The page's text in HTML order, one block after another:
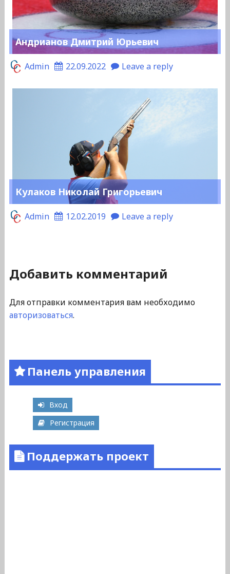
Андрианов Дмитрий Юрьевич
Admin 22.09.2022 Leave a reply
Кулаков Николай Григорьевич
Admin 12.02.2019 Leave a reply
Добавить комментарий
Для отправки комментария вам необходимо
авторизоваться.
Панель управления
Вход
Регистрация
Поддержать проект